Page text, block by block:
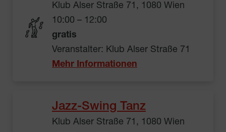
Klub Alser Straße 71, 1080 Wien
10:00 – 12:00
gratis
Veranstalter: Klub Alser Straße 71
Mehr Informationen
Jazz-Swing Tanz
Klub Alser Straße 71, 1080 Wien